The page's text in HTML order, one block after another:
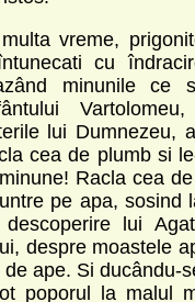
vreme,
cu
minunile ce
lui Dumnezeu,
cea de plumb si
Racla cea
pe apa, sosind
lui
despre moastele
ape. Si ducându-
poporul la malul